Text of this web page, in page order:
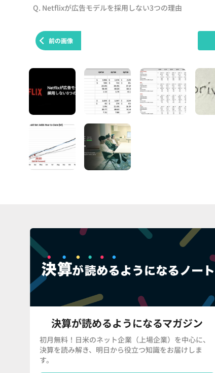
Q. Netflixが広告モデルを採用しない3つの理由
前の画像
決算が読めるようになるマガジン
初月無料！日米のネット企業（上場企業）を中心に、
決算を読み解き、明日から役立つ知識をお届けしま
す。